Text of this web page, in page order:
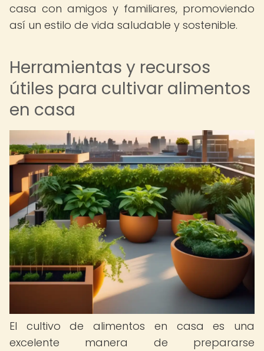
casa con amigos y familiares, promoviendo
así un estilo de vida saludable y sostenible.
Herramientas y recursos
útiles para cultivar alimentos
en casa
El cultivo de alimentos en casa es una
excelente manera de prepararse